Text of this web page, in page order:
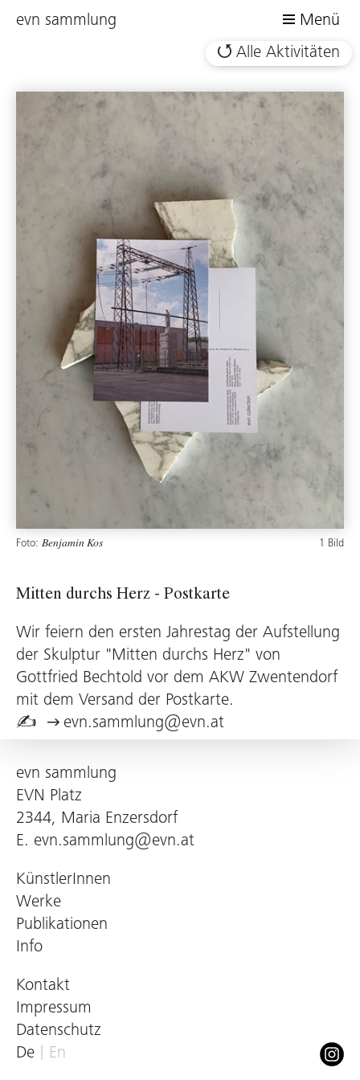
evn sammlung
Menü
Alle Aktivitäten
Foto: Benjamin Kos 1 Bild
Mitten durchs Herz - Postkarte
Wir feiern den ersten Jahrestag der Aufstellung
der Skulptur "Mitten durchs Herz" von
Gottfried Bechtold vor dem AKW Zwentendorf
mit dem Versand der Postkarte.
✍
evn.sammlung@evn.at
evn sammlung
EVN Platz
2344, Maria Enzersdorf
E. evn.sammlung@evn.at
KünstlerInnen
Werke
Publikationen
Info
Kontakt
Impressum
Datenschutz
De
En